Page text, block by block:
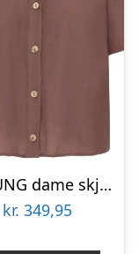
B.YOUNG dame skjorte BYEROLO – French roast
kr. 349,95